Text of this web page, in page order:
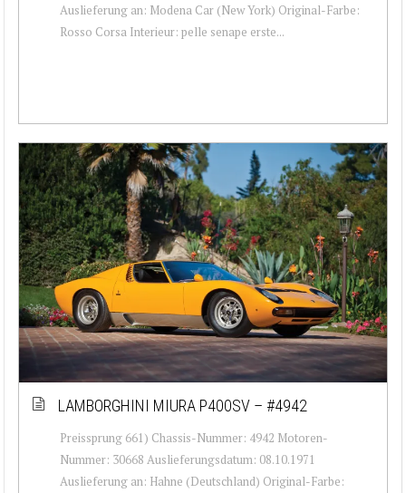
Auslieferung an: Modena Car (New York) Original-Farbe:
Rosso Corsa Interieur: pelle senape erste...
LAMBORGHINI MIURA P400SV – #4942
Preissprung 661) Chassis-Nummer: 4942 Motoren-
Nummer: 30668 Auslieferungsdatum: 08.10.1971
Auslieferung an: Hahne (Deutschland) Original-Farbe: